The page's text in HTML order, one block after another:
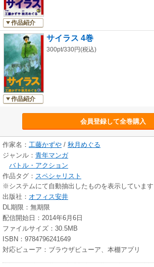
作品紹介
作品紹介
サイラス 4巻
300pt/330円(税込)
会員登録して全巻購入
作家名： 工藤かずや / 秋月めぐる
ジャンル： 青年マンガ
バトル・アクション
作品タグ： スペシャリスト
※システムにて自動抽出したものを表示しています
出版社： オフィス安井
DL期限：無期限
配信開始日：2014年6月6日
ファイルサイズ：30.5MB
ISBN：9784796241649
対応ビューア：ブラウザビューア、本棚アプリ